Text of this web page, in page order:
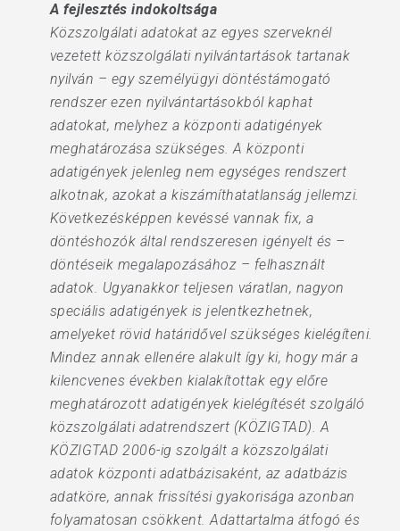
A fejlesztés indokoltsága
Közszolgálati adatokat az egyes szerveknél
vezetett közszolgálati nyilvántartások tartanak
nyilván – egy személyügyi döntéstámogató
rendszer ezen nyilvántartásokból kaphat
adatokat, melyhez a központi adatigények
meghatározása szükséges. A központi
adatigények jelenleg nem egységes rendszert
alkotnak, azokat a kiszámíthatatlanság jellemzi.
Következésképpen kevéssé vannak fix, a
döntéshozók által rendszeresen igényelt és –
döntéseik megalapozásához – felhasznált
adatok. Ugyanakkor teljesen váratlan, nagyon
speciális adatigények is jelentkezhetnek,
amelyeket rövid határidővel szükséges kielégíteni.
Mindez annak ellenére alakult így ki, hogy már a
kilencvenes években kialakítottak egy előre
meghatározott adatigények kielégítését szolgáló
közszolgálati adatrendszert (KÖZIGTAD). A
KÖZIGTAD 2006-ig szolgált a közszolgálati
adatok központi adatbázisaként, az adatbázis
adatköre, annak frissítési gyakorisága azonban
folyamatosan csökkent. Adattartalma átfogó és